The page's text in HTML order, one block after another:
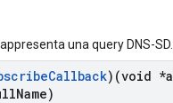
una query DNS-SD.
Callback)(void *a
Name)